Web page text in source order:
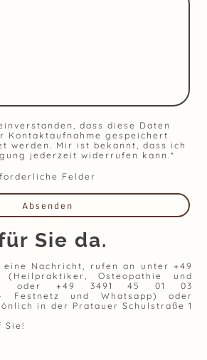
dass diese Daten
Kontaktaufnahme gespeichert
werden. Mir ist bekannt, dass ich
jederzeit widerrufen kann. *
Felder
Absenden
Sie da.
eine Nachricht, rufen an unter +49
Osteopathie und
oder +49 3491 45 01 03
Festnetz und Whatsapp) oder
in der Pratauer Schulstraße 1
Sie!